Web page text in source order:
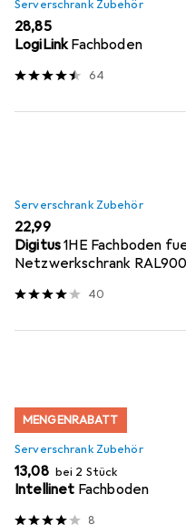
Serverschrank Zubehör
EUR
28,85
LogiLinkFachboden
64
Serverschrank Zubehör
EUR
22,99
Digitus1HE Fachboden
Netzwerkschrank
40
MENGENRABATT
Serverschrank Zubehör
EUR
13,08 bei 2 Stück
Intellinet Fachboden
8